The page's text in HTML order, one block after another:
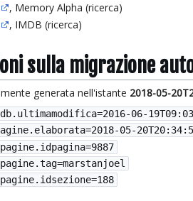
, Memory Alpha (ricerca)
, IMDB (ricerca)
sulla migrazione
generata nell'istante 2018-05-
2016-06-
2018-05-